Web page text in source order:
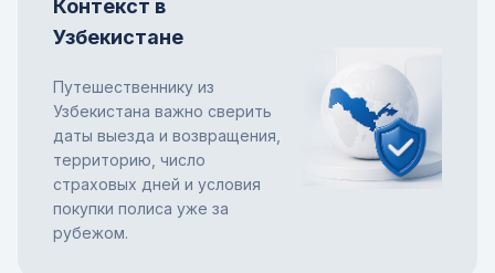
Контекст в
Узбекистане
Путешественнику из
Узбекистана важно сверить
даты выезда и возвращения,
территорию, число
страховых дней и условия
покупки полиса уже за
рубежом.